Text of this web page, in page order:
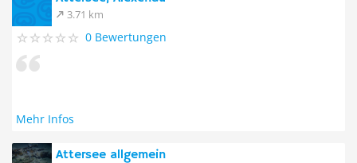
3.71 km
0 Bewertungen
Mehr Infos
Attersee allgemein